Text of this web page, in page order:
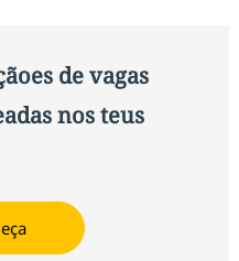
de vagas
nos teus